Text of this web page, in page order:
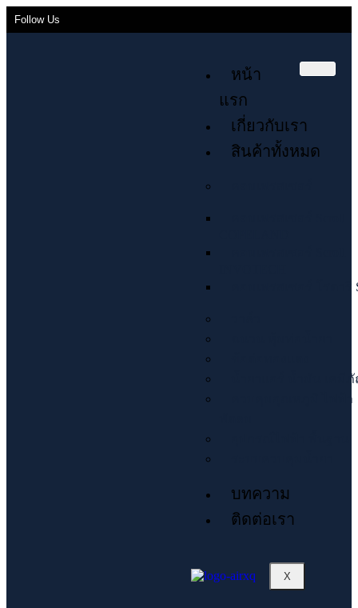
Follow Us
หน้า
แรก
เกี่ยวกับเรา
สินค้าทั้งหมด
คอมเพรสเซอร์ โรตารี่
น้ำยาแอร์ น้ำมัน เคมี
ควบคุมอุณหภูมิ ไฟฟ้า
บทความ
ติดต่อเรา
X